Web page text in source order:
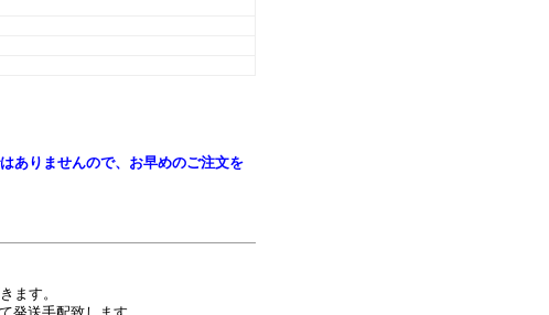
ありませんので、お早めのご注文を
ます。